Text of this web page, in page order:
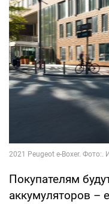
Покупателям
аккумуляторов –